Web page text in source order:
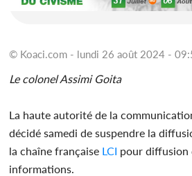
© Koaci.com - lundi 26 août 2024 -
Le colonel Assimi Goita
La haute autorité de la
décidé samedi de suspendre la
la chaîne française LCI pour diffusion
informations.